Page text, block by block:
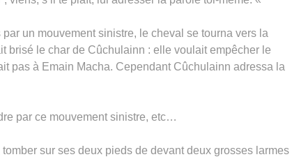
un mouvement sinistre, le cheval se tourna vers la
brisé le char de Cûchulainn : elle voulait empêcher le
pas à Emain Macha. Cependant Cûchulainn adressa la
par ce mouvement sinistre, etc…
sur ses deux pieds de devant deux grosses larmes